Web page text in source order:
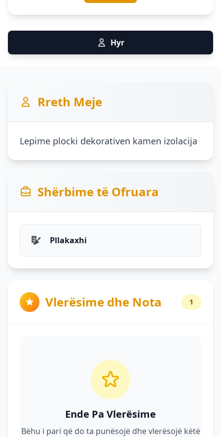
Hyr
Rreth Meje
Lepime plocki dekorativen kamen izolacija
Shërbime të Ofruara
Pllakaxhi
Vlerësime dhe Nota 1
Ende Pa Vlerësime
Bëhu i pari që do ta punësojë dhe vlerësojë këtë